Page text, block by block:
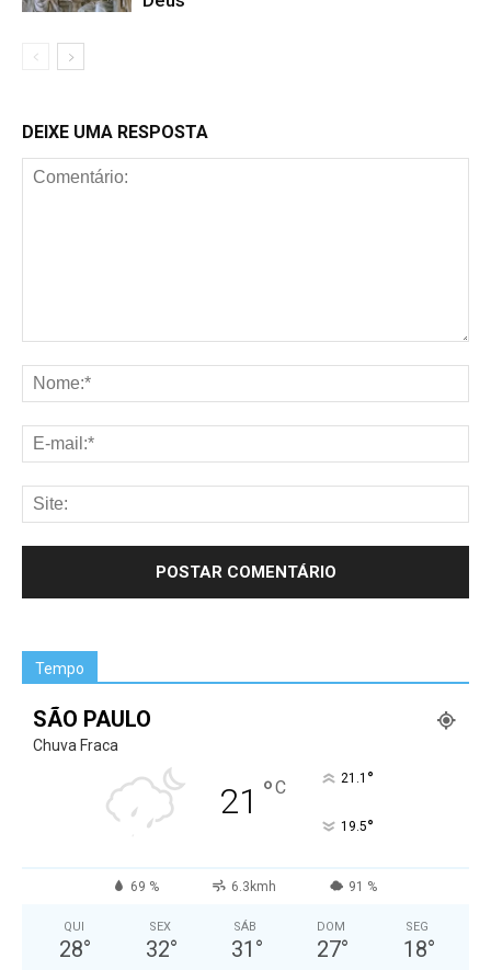
DEIXE UMA RESPOSTA
Tempo
SÃO PAULO
Chuva Fraca
21 °C 21.1 °
19.5°
69 % 6.3kmh 91 %
QUI
28°
SEX
32°
SÁB
31 °
DOM
27°
SEG
18°